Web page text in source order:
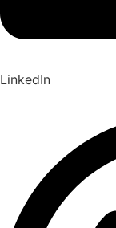
LinkedIn